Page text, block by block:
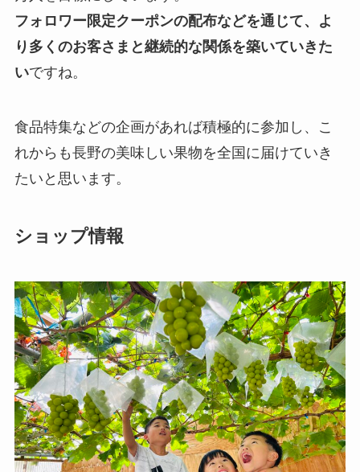
フォロワー限定クーポンの配布などを通じて、よ
り多くのお客さまと継続的な関係を築いていきた
いですね。
食品特集などの企画があれば積極的に参加し、こ
れからも長野の美味しい果物を全国に届けていき
たいと思います。
ショップ情報